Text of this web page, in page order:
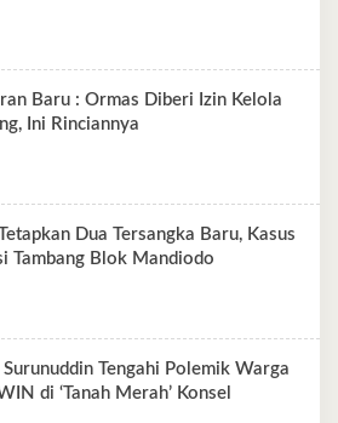
Baru : Ormas Diberi Izin Kelola
Ini Rinciannya
Dua Tersangka Baru, Kasus
Tambang Blok Mandiodo
Surunuddin Tengahi Polemik Warga
di ‘Tanah Merah’ Konsel